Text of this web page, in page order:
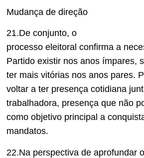
Mudança de direção
21.De conjunto, o
processo e leitoral confirma a
Partido existir nos anos ímpares,
ter mais vitórias nos anos pares.
voltar a ter presença cotidiana
traba hadora, presença que não
como objetivo principal a
mandatos.
22.Na perspectiva de aprofundar